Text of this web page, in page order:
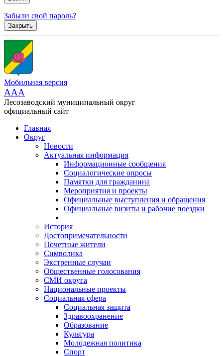
Забыли свой пароль?
Закрыть
Мобильная версия
AAA
Лесозаводский муниципальный округ
официальный сайт
Главная
Округ
Новости
Актуальная информация
Информационные сообщения
Социалогические опросы
Памятки для гражданина
Мероприятия и проекты
Официальные выступления и обращения
Официальные визиты и рабочие поездки
История
Достопримечательности
Почетные жители
Символика
Экстренные случаи
Общественные голосования
СМИ округа
Национальные проекты
Социальная сфера
Социальная защита
Здравоохранение
Образование
Культура
Молодежная политика
Спорт